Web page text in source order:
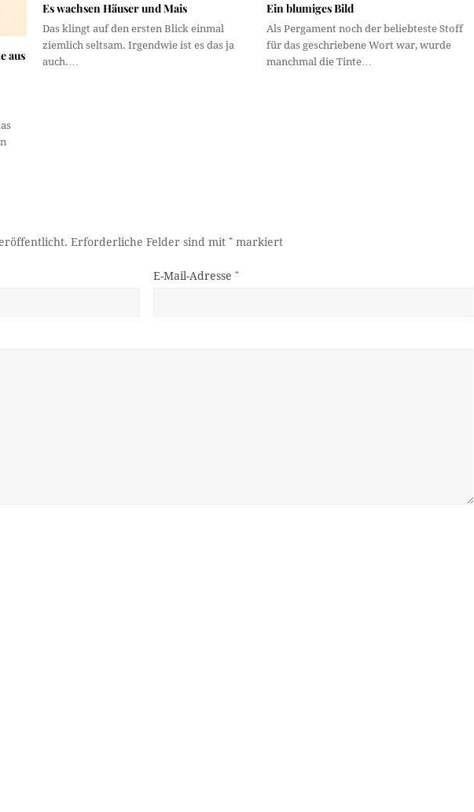
aus
Es wachsen Häuser und Mais
Das klingt auf den ersten Blick einmal
ziemlich seltsam. Irgendwie ist es das ja
auch.…
Ein blumiges Bild
Als Pergament noch der beliebteste Stoff
für das geschriebene Wort war, wurde
manchmal die Tinte…
Erforderliche Felder sind mit* markiert
E-Mail-Adresse *